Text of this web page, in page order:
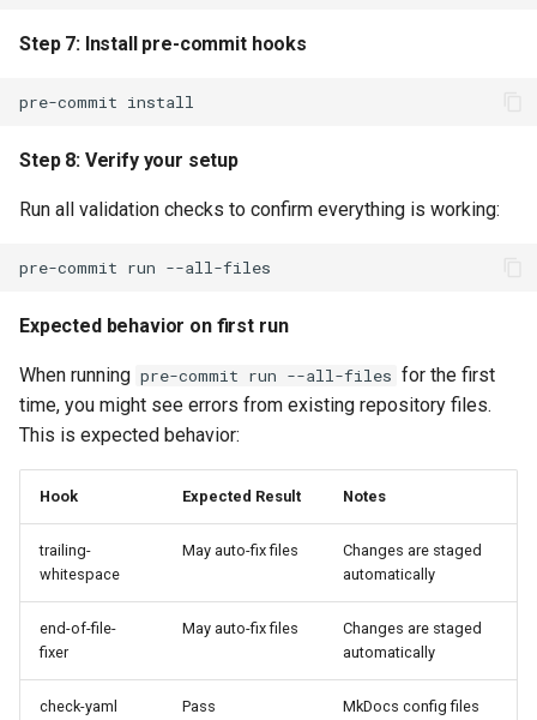
On macOS
documents in
Document location
AI disclosure in your
document
Document structure
Optional knowledge and
reading time badges
Step 7: Install pre-commit hooks
pre-commit
Step 8: Verify your setup
Run all validation checks to confirm everything is working:
pre-commit run
Expected behavior on first run
When running pre-commit run --all-files for the first
time, you might see errors from existing repository files.
This is expected behavior:
Hook Expected Result Notes
trailing-
whitespace
May auto-fix files
Changes are staged
automatically
end-of-file-
fixer
May auto-fix files
Changes are staged
automatically
check-yaml Pass
MkDocs config files